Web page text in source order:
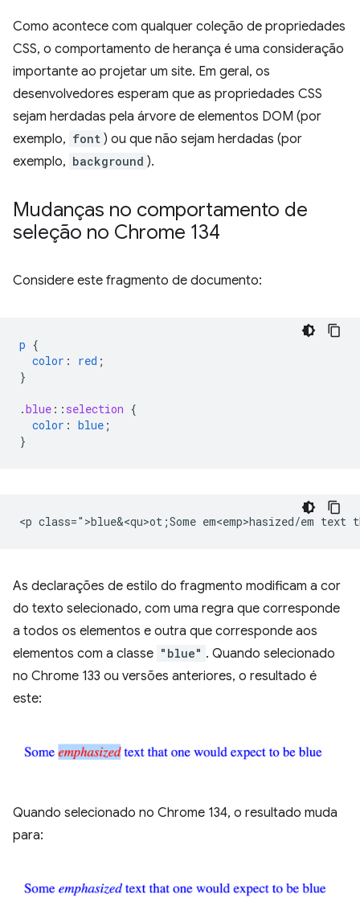
Como acontece com qualquer coleção de propriedades
CSS, o comportamento de herança é uma consideração
importante ao projetar um site. Em geral, os
desenvolvedores esperam que as propriedades CSS
sejam herdadas pela árvore de elementos DOM (por
exemplo, font ) ou que não sejam herdadas (por
exemplo, background ).
Mudanças no comportamento de
seleção no Chrome 134
Considere este fragmento de documento:
p {
color : red ;
}
.blue :: selection {
color : blue ;
}
<p class=">blue&<qu>ot;Some em<emp>hasized/em
As declarações de estilo do fragmento modificam a cor
do texto selecionado, com uma regra que corresponde
a todos os elementos e outra que corresponde aos
elementos com a classe "blue" . Quando selecionado
no Chrome 133 ou versões anteriores, o resultado é
este:
Quando selecionado no Chrome 134, o resultado muda
para: